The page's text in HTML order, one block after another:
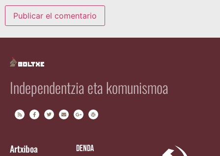
Independentzia eta komunismoa
Artxiboa Denda